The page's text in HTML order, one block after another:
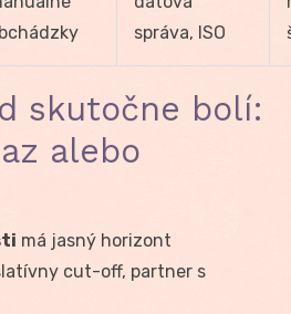
správa, ISO
skutočne bolí:
alebo
má jasný horizont
cut-off, partner s